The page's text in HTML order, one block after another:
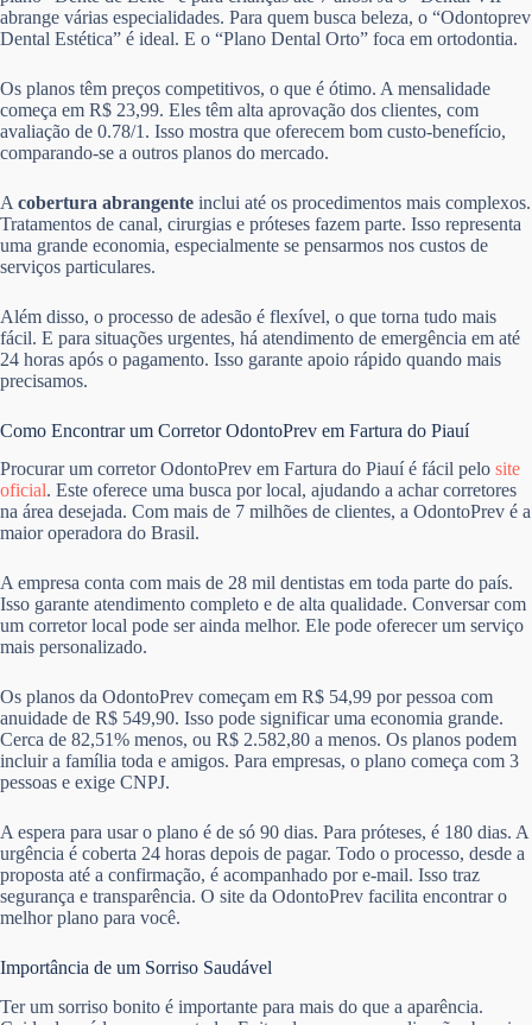
abrange várias especialidades. Para quem busca beleza, o “Odontoprev
Dental Estética” é ideal. E o “Plano Dental Orto” foca em ortodontia.
Os planos têm preços competitivos, o que é ótimo. A mensalidade
começa em R$ 23,99. Eles têm alta aprovação dos clientes, com
avaliação de 0.78/1. Isso mostra que oferecem bom custo-benefício,
comparando-se a outros planos do mercado.
A cobertura abrangente inclui até os procedimentos mais complexos.
Tratamentos de canal, cirurgias e próteses fazem parte. Isso representa
uma grande economia, especialmente se pensarmos nos custos de
serviços particulares.
Além disso, o processo de adesão é flexível, o que torna tudo mais
fácil. E para situações urgentes, há atendimento de emergência em até
24 horas após o pagamento. Isso garante apoio rápido quando mais
precisamos.
Como Encontrar um Corretor OdontoPrev em Fartura do Piauí
Procurar um corretor OdontoPrev em Fartura do Piauí é fácil pelo site
oficial. Este oferece uma busca por local, ajudando a achar corretores
na área desejada. Com mais de 7 milhões de clientes, a OdontoPrev é a
maior operadora do Brasil.
A empresa conta com mais de 28 mil dentistas em toda parte do país.
Isso garante atendimento completo e de alta qualidade. Conversar com
um corretor local pode ser ainda melhor. Ele pode oferecer um serviço
mais personalizado.
Os planos da OdontoPrev começam em R$ 54,99 por pessoa com
anuidade de R$ 549,90. Isso pode significar uma economia grande.
Cerca de 82,51% menos, ou R$ 2.582,80 a menos. Os planos podem
incluir a família toda e amigos. Para empresas, o plano começa com 3
pessoas e exige CNPJ.
A espera para usar o plano é de só 90 dias. Para próteses, é 180 dias. A
urgência é coberta 24 horas depois de pagar. Todo o processo, desde a
proposta até a confirmação, é acompanhado por e-mail. Isso traz
segurança e transparência. O site da OdontoPrev facilita encontrar o
melhor plano para você.
Importância de um Sorriso Saudável
Ter um sorriso bonito é importante para mais do que a aparência.